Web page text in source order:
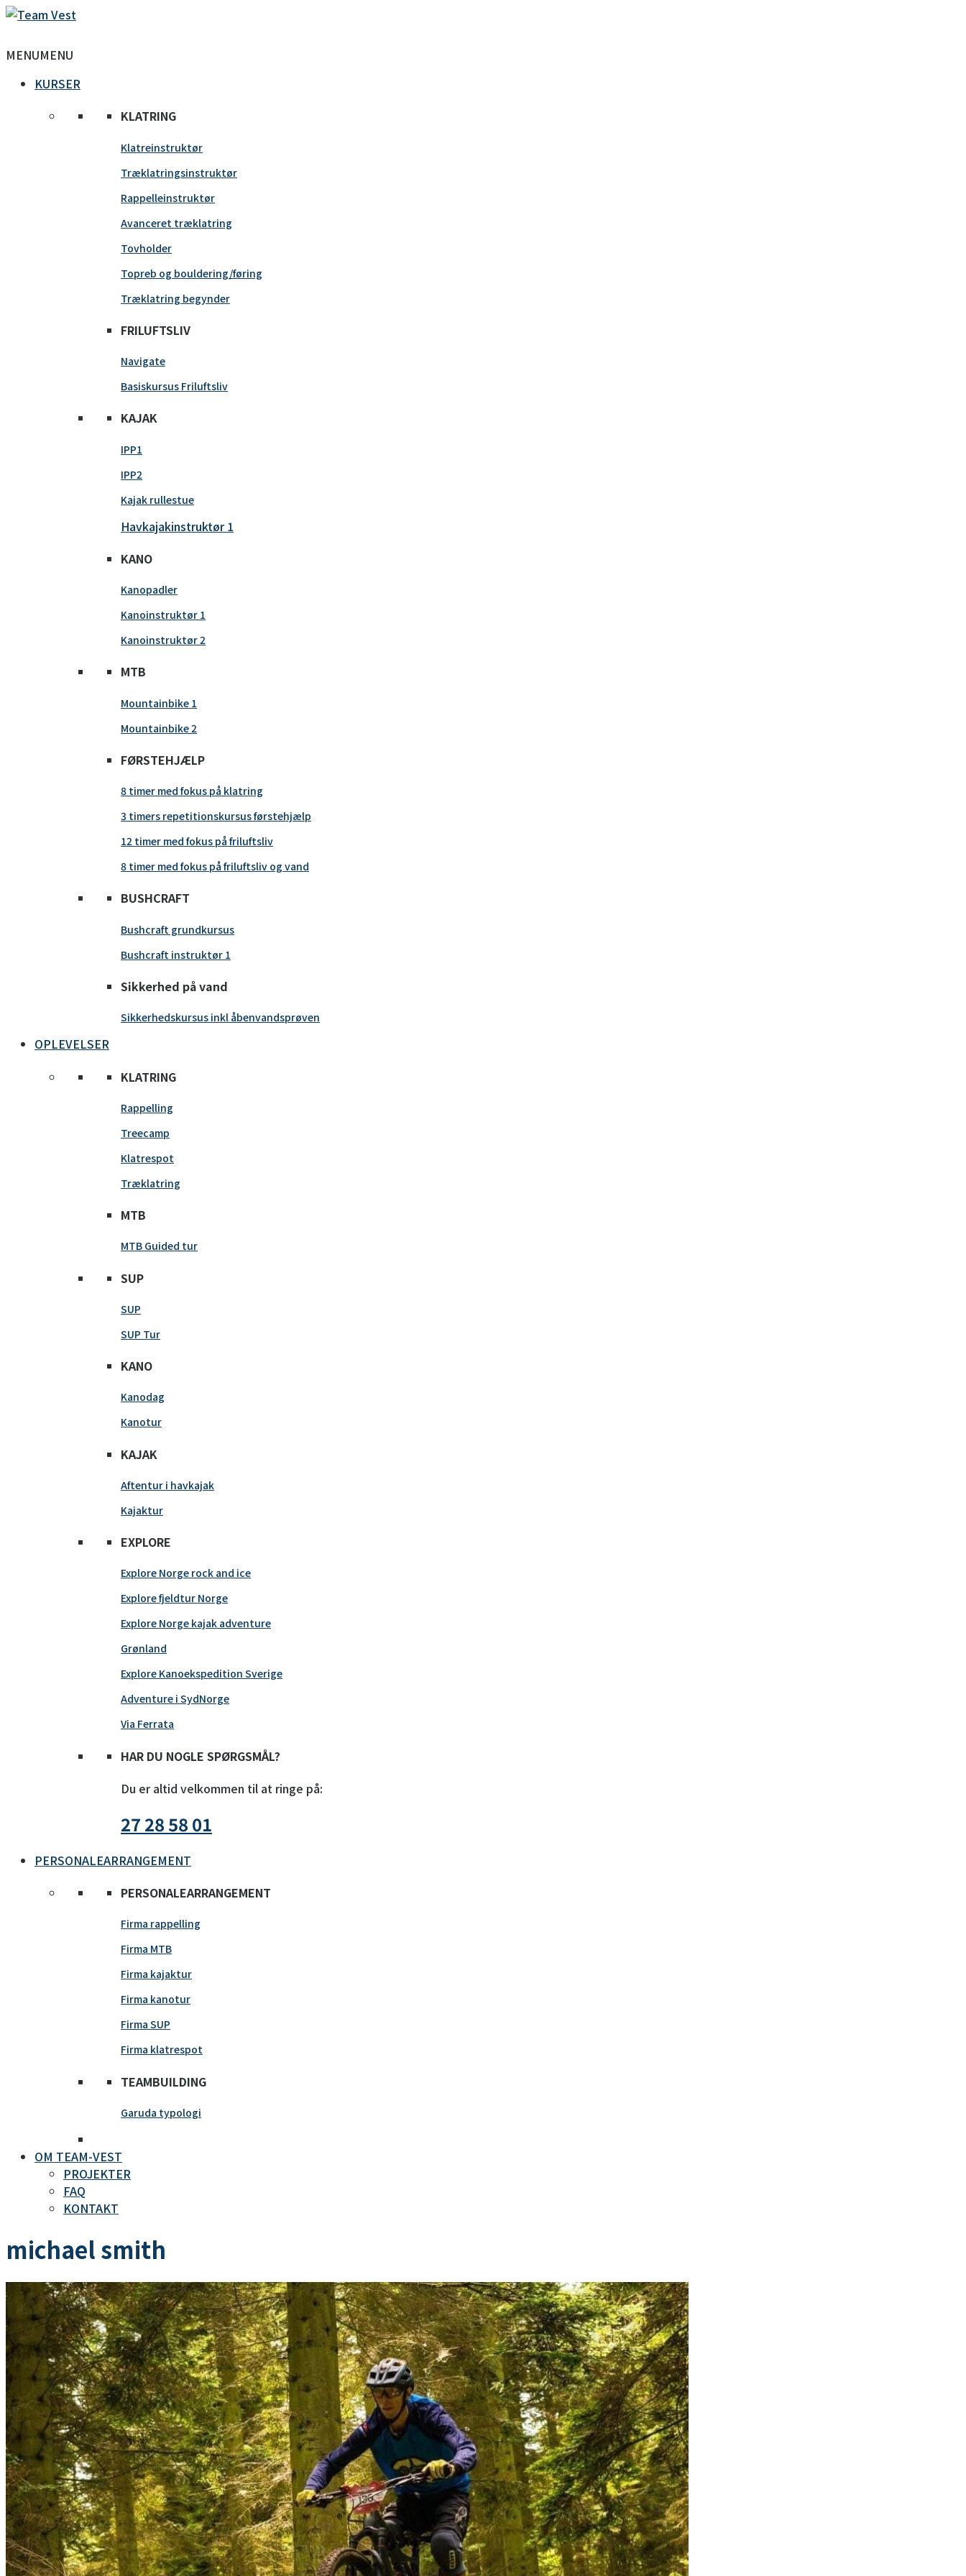
MENUMENU
KURSER
KLATRING
Klatreinstruktør
Træklatringsinstruktør
Rappelleinstruktør
Avanceret træklatring
Tovholder
Topreb og bouldering/føring
Træklatring begynder
FRILUFTSLIV
Navigate
Basiskursus Friluftsliv
KAJAK
IPP1
IPP2
Kajak rullestue
Havkajakinstruktør 1
KANO
Kanopadler
Kanoinstruktør 1
Kanoinstruktør 2
MTB
Mountainbike 1
Mountainbike 2
FØRSTEHJÆLP
8 timer med fokus på klatring
3 timers repetitionskursus førstehjælp
12 timer med fokus på friluftsliv
8 timer med fokus på friluftsliv og vand
BUSHCRAFT
Bushcraft grundkursus
Bushcraft instruktør 1
Sikkerhed på vand
Sikkerhedskursus inkl åbenvandsprøven
OPLEVELSER
KLATRING
Rappelling
Treecamp
Klatrespot
Træklatring
MTB
MTB Guided tur
SUP
SUP
SUP Tur
KANO
Kanodag
Kanotur
KAJAK
Aftentur i havkajak
Kajaktur
EXPLORE
Explore Norge rock and ice
Explore fjeldtur Norge
Explore Norge kajak adventure
Grønland
Explore Kanoekspedition Sverige
Adventure i SydNorge
Via Ferrata
HAR DU NOGLE SPØRGSMÅL?
Du er altid velkommen til at ringe på:
27 28 58 01
PERSONALEARRANGEMENT
PERSONALEARRANGEMENT
Firma rappelling
Firma MTB
Firma kajaktur
Firma kanotur
Firma SUP
Firma klatrespot
TEAMBUILDING
Garuda typologi
OM TEAM-VEST
PROJEKTER
FAQ
KONTAKT
michael smith